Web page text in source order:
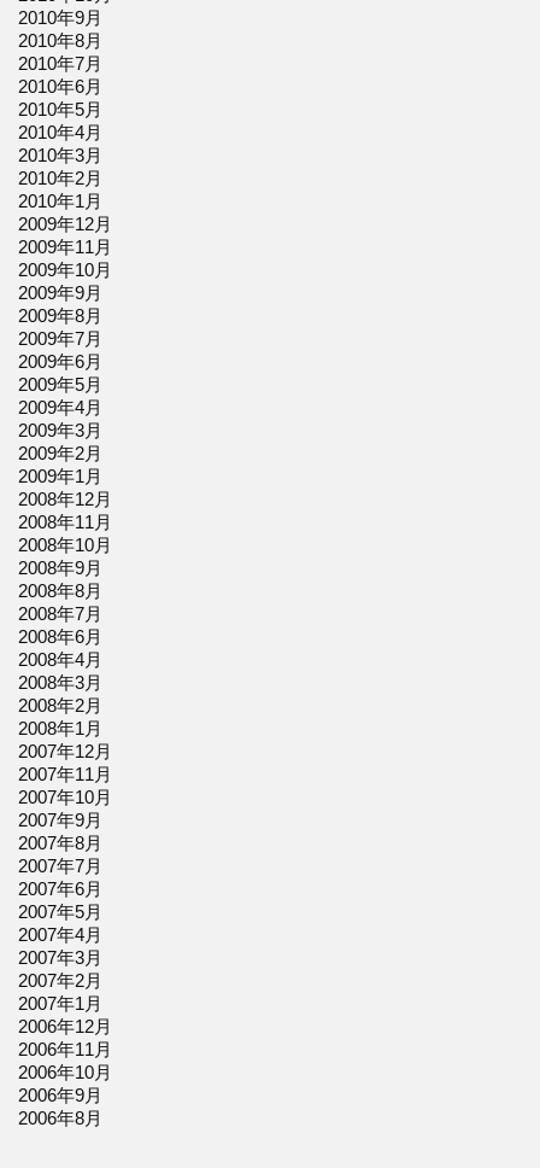
2010年9月
2010年8月
2010年7月
2010年6月
2010年5月
2010年4月
2010年3月
2010年2月
2010年1月
2009年12月
2009年11月
2009年10月
2009年9月
2009年8月
2009年7月
2009年6月
2009年5月
2009年4月
2009年3月
2009年2月
2009年1月
2008年12月
2008年11月
2008年10月
2008年9月
2008年8月
2008年7月
2008年6月
2008年4月
2008年3月
2008年2月
2008年1月
2007年12月
2007年11月
2007年10月
2007年9月
2007年8月
2007年7月
2007年6月
2007年5月
2007年4月
2007年3月
2007年2月
2007年1月
2006年12月
2006年11月
2006年10月
2006年9月
2006年8月